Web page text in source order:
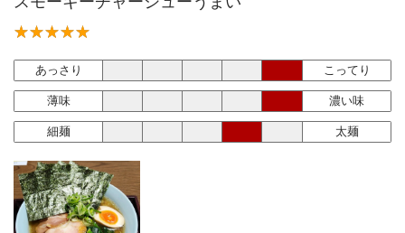
あっさり こってり
薄味 濃い味
細麺 太麺